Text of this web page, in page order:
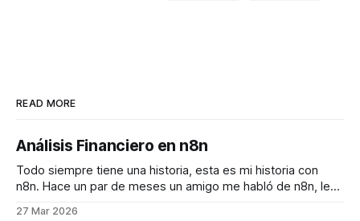
READ MORE
Análisis Financiero en n8n
Todo siempre tiene una historia, esta es mi historia con
n8n. Hace un par de meses un amigo me habló de n8n, le
27 Mar 2026